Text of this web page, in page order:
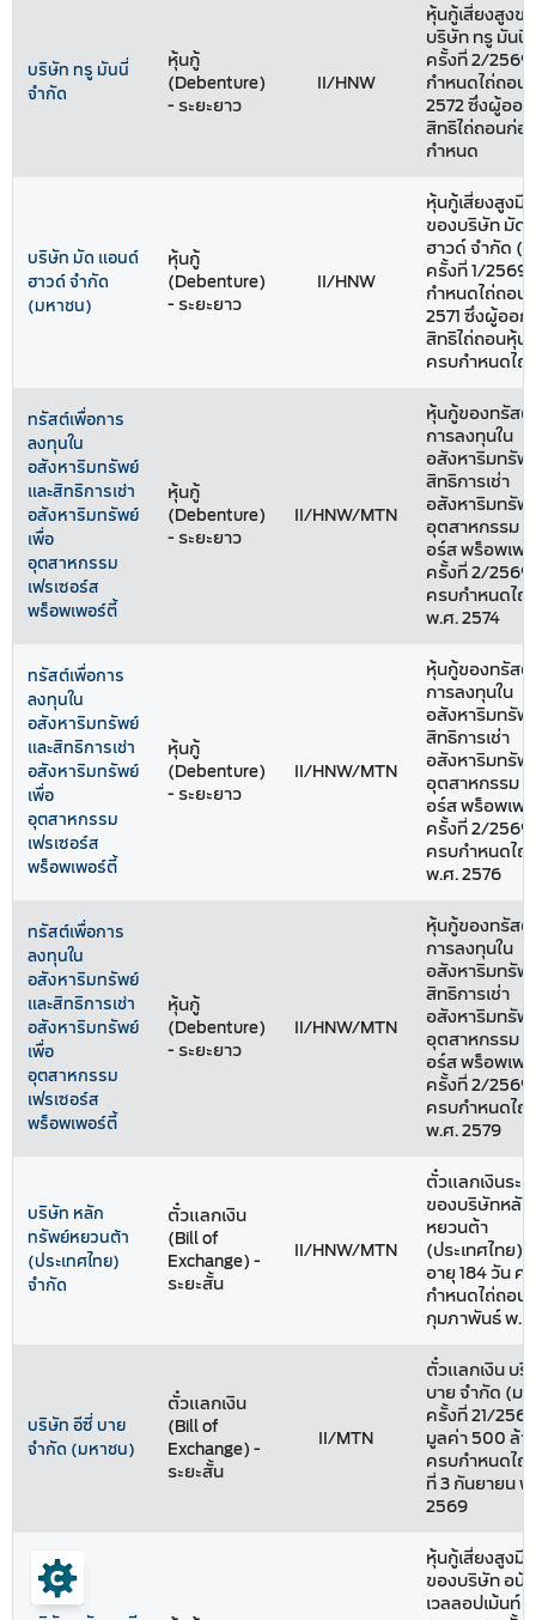
บริษัท ทรู มันนี่
จำกัด
หุ้นกู้
(Debenture)
- ระยะยาว
II/HNW
หุ้นกู้เสี่ยงสูงข
บริษัท ทรู มันนี่
ครั้งที่ 2/
กำหนดไถ่ถอน
2572 ซึ่งผู้ออ
สิทธิไถ่ถอนก่อ
กำหนด
บริษัท มัด แอนด์
ฮาวด์ จำกัด
(มหาชน)
หุ้นกู้
(Debenture)
- ระยะยาว
II/HNW
หุ้นกู้เสี่ยงสูงมี
ของบริษัท มัด
ฮาวด์ จำกัด (
ครั้งที่ 1/2569
กำหนดไถ่ถอน
2571 ซึ่งผู้ออ
สิทธิไถ่ถอนหุ้น
ครบกำหนดไถ่
ทรัสต์เพื่อการ
ลงทุนใน
อสังหาริมทรัพย์
และสิทธิการเช่า
อสังหาริมทรัพย์
เพื่อ
อุตสาหกรรม
เฟรเซอร์ส
พร็อพเพอร์ตี้
หุ้นกู้
(Debenture)
- ระยะยาว
II/HNW/MTN
หุ้นกู้ของทรัสต์
การลงทุนใน
อสังหาริมทรัพ
สิทธิการเช่า
อสังหาริมทรัพ
อุตสาหกรรม เ
อร์ส พร็อพเพ
ครั้งที่ 2/2569
ครบกำหนดไถ่
พ.ศ. 2574
ทรัสต์เพื่อการ
ลงทุนใน
อสังหาริมทรัพย์
และสิทธิการเช่า
อสังหาริมทรัพย์
เพื่อ
อุตสาหกรรม
เฟรเซอร์ส
พร็อพเพอร์ตี้
หุ้นกู้
(Debenture)
- ระยะยาว
II/HNW/MTN
หุ้นกู้ของทรัสต์
การลงทุนใน
อสังหาริมทรัพ
สิทธิการเช่า
อสังหาริมทรัพ
อุตสาหกรรม เ
อร์ส พร็อพเพ
ครั้งที่ 2/2569
ครบกำหนดไถ่
พ.ศ. 2576
ทรัสต์เพื่อการ
ลงทุนใน
อสังหาริมทรัพย์
และสิทธิการเช่า
อสังหาริมทรัพย์
เพื่อ
อุตสาหกรรม
เฟรเซอร์ส
พร็อพเพอร์ตี้
หุ้นกู้
(Debenture)
- ระยะยาว
II/HNW/MTN
หุ้นกู้ของทรัสต์
การลงทุนใน
อสังหาริมทรัพ
สิทธิการเช่า
อสังหาริมทรัพ
อุตสาหกรรม เ
อร์ส พร็อพเพ
ครั้งที่ 2/2569
ครบกำหนดไถ่
พ.ศ. 2579
บริษัท หลัก
ทรัพย์หยวนต้า
(ประเทศไทย)
จำกัด
ตั๋วแลกเงิน
(Bill of
Exchange) -
ระยะสั้น
II/HNW/MTN
ตั๋วแลกเงินระ
ของบริษัทหลั
หยวนต้า
(ประเทศไทย)
อายุ 184 วัน ค
กำหนดไถ่ถอน
กุมภาพันธ์ พ.ศ
บริษัท อีซี่ บาย
จำกัด (มหาชน)
ตั๋วแลกเงิน
(Bill of
Exchange) -
ระยะสั้น
II/MTN
ตั๋วแลกเงิน บ
บาย จำกัด (ม
ครั้งที่ 21/2569
มูลค่า 500 ล้า
ครบกำหนดไถ่
ที่ 3 กันยายน
2569
หุ้นกู้เสี่ยงสูงมี
ของบริษัท อนั
เวลลอปเม้นท์